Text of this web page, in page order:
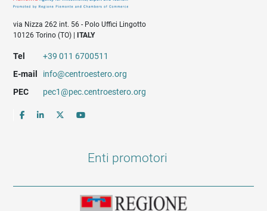
via Nizza 262 int. 56 - Polo Uffici Lingotto
10126 Torino (TO) |
ITALY
Tel
+39 011 6700511
E-mail
info@centroestero.org
PEC
pec1@pec.centroestero.org
Enti promotori